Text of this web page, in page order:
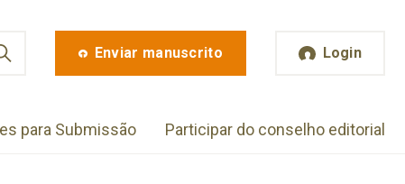
Enviar manuscrito Login
para Submissão Participar do conselho editorial